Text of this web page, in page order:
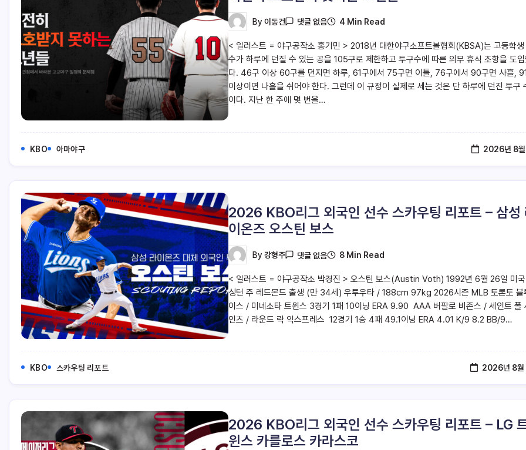
By 이동건 댓글 없음 4 Min Read
< 일러스트 = 야구공작소 홍기민 > 2018년 대한야구소프트볼협회(KBSA)는 고등학생
수가 하루에 던질 수 있는 공을 105구로 제한하고 투구수에 따른 의무 휴식 조항을 도
다. 46구 이상 60구를 던지면 하루, 61구에서 75구면 이틀, 76구에서 90구면 사흘,
이상이면 나흘을 쉬어야 한다. 그런데 이 규정이 실제로 세는 것은 단 하루에 던진 투구
이다. 지난 한 주에 몇 번을…
KBO 아마야구 2026년 8월
2026 KBO리그 외국인 선수 스카우팅 리포트 – 삼성
이온즈 오스틴 보스
By 강형주 댓글 없음 8 Min Read
< 일러스트 = 야구공작소 박경진 > 오스틴 보스(Austin Voth) 1992년 6월 26일 미국
싱턴 주 레드몬드 출생 (만 34세) 우투우타 / 188cm 97kg 2026시즌 MLB 토론토 블
이스 / 미네소타 트윈스 3경기 1패 10이닝 ERA 9.90 AAA 버팔로 비존스 / 세인트 폴
인츠 / 라운드 락 익스프레스 12경기 1승 4패 49.1이닝 ERA 4.01 K/9 8.2 BB/9…
KBO 스카우팅 리포트 2026년 8월
2026 KBO리그 외국인 선수 스카우팅 리포트 – LG
윈스 카를로스 카라스코